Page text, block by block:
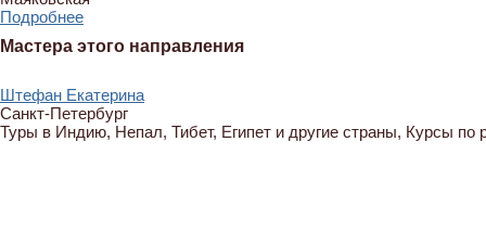
Подробнее
Мастера этого направления
Штефан Екатерина
Санкт-Петербург
Туры в Индию, Непал, Тибет, Египет и другие страны, Курсы по